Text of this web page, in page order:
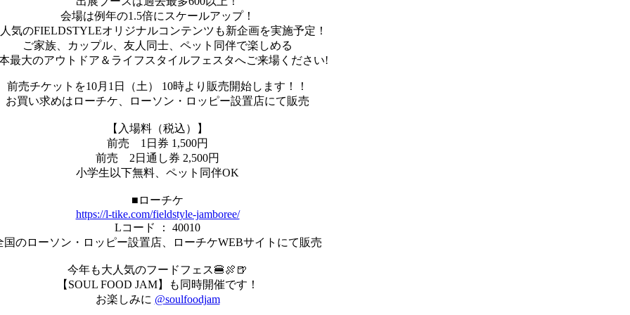
会場は例年の1.5倍にスケールアップ！
気のFIELDSTYLEオリジナルコンテンツも新企画を実施予定！
ご家族、カップル、友人同士、ペット同伴で楽しめる
最大のアウトドア＆ライフスタイルフェスタへご来場ください!
前売チケットを10月1日（土） 10時より販売開始します！！
お買い求めはローチケ、ローソン・ロッピー設置店にて販売
【入場料（税込）】
前売 1日券 1,500円
前売 2日通し券 2,500円
小学生以下無料、ペット同伴OK
■ローチケ
https://l-tike.com/fieldstyle-jamboree/
Lコード ： 40010
国のローソン・ロッピー設置店、ローチケWEBサイトにて販売
今年も大人気のフードフェス🍔🍖🍺
【SOUL FOOD JAM】も同時開催です！
お楽しみに @soulfoodjam